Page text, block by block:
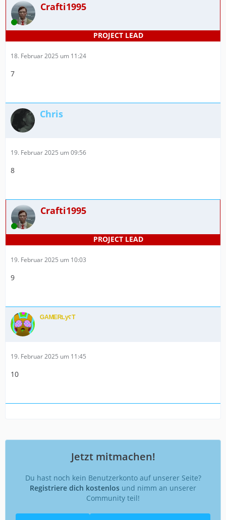
Online
Crafti1995
18. Februar 2025 um 11:24
7
Chris
19. Februar 2025 um 09:56
8
Online
Crafti1995
19. Februar 2025 um 10:03
9
ᴳᴬᴹᴱᴿᴸʸˁᵀ
19. Februar 2025 um 11:45
10
Jetzt mitmachen!
Du hast noch kein Benutzerkonto auf unserer Seite?
Registriere dich kostenlos und nimm an unserer
Community teil!